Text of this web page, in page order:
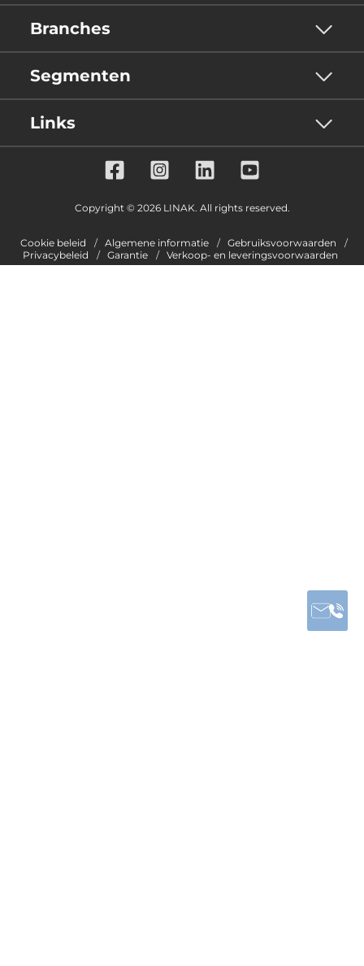
Branches
Segmenten
Links
Copyright © 2026 LINAK. All rights reserved.
Cookie beleid Algemene informatie
Gebruiksvoorwaarden
Privacybeleid
Garantie Verkoop- en leveringsvoorwaarden